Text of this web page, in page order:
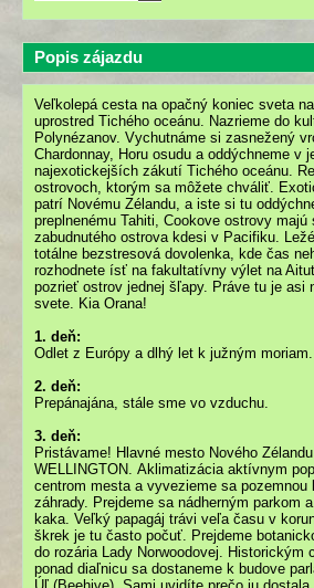
Popis zájazdu
Veľkolepá cesta na opačný koniec sveta
uprostred Tichého oceánu. Nazrieme do
Polynézanov. Vychutnáme si zasnežený
Chardonnay, Horu osudu a oddýchneme v
najexotickejších zákutí Tichého oceánu.
ostrovoch, ktorým sa môžete chváliť.
patrí Novému Zélandu, a iste si tu
preplnenému Tahiti, Cookove ostrovy
zabudnutého ostrova kdesi v Pacifiku.
totálne bezstresová dovolenka, kde čas
rozhodnete ísť na fakultatívny výlet na
pozrieť ostrov jednej šľapy. Práve tu je asi
svete. Kia Orana!
1. deň:
Odlet z Európy a dlhý let k južným moriam.
2. deň:
Prepánajána, stále sme vo vzduchu.
3. deň:
Pristávame! Hlavné mesto Nového Zélandu
WELLINGTON. Aklimatizácia aktívnym
centrom mesta a vyvezieme sa pozemnou
záhrady. Prejdeme sa nádherným parkom
kaka. Veľký papagáj trávi veľa času v
škrek je tu často počuť. Prejdeme
do rozária Lady Norwoodovej. Historickým
ponad diaľnicu sa dostaneme k budove